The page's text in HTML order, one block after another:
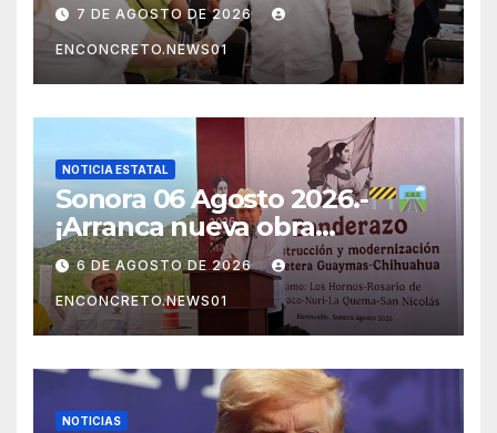
DURAZO IMPULSA EL
PROGRAMA DE VIVIENDA
PARA EL BIENESTAR
7 DE AGOSTO DE 2026
ENCONCRETO.NEWS01
NOTICIA ESTATAL
Sonora 06 Agosto 2026.-
¡Arranca nueva obra
carretera en Sonora!
6 DE AGOSTO DE 2026
ENCONCRETO.NEWS01
NOTICIAS